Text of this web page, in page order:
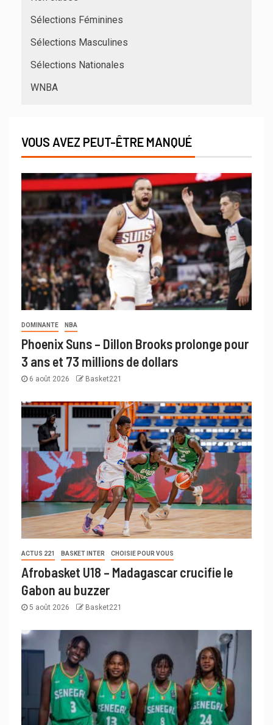
Sélections Féminines
Sélections Masculines
Sélections Nationales
WNBA
VOUS AVEZ PEUT-ÊTRE MANQUÉ
DOMINANTE NBA
Phoenix Suns – Dillon Brooks prolonge pour
3 ans et 73 millions de dollars
6 août 2026 Basket221
ACTUS 221 BASKET INTER CHOISIE POUR VOUS
Afrobasket U18 – Madagascar crucifie le
Gabon au buzzer
5 août 2026 Basket221